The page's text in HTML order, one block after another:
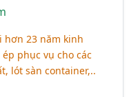
hơn 23 năm kinh
phục vụ cho các
lót sàn container,..